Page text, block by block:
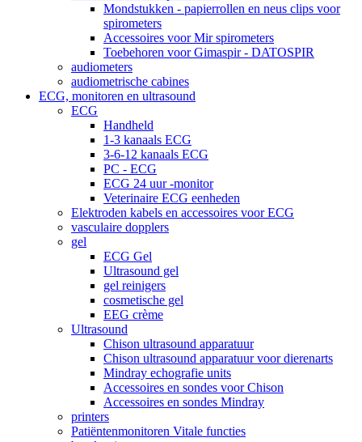
Mondstukken - papierrollen en neus clips voor
spirometers
Accessoires voor Mir spirometers
Toebehoren voor Gimaspir - DATOSPIR
audiometers
audiometrische cabines
ECG, monitoren en ultrasound
ECG
Handheld
1-3 kanaals ECG
3-6-12 kanaals ECG
PC - ECG
ECG 24 uur -monitor
Veterinaire ECG eenheden
Elektroden kabels en accessoires voor ECG
vasculaire dopplers
gel
ECG Gel
Ultrasound gel
gel reinigers
cosmetische gel
EEG crème
Ultrasound
Chison ultrasound apparatuur
Chison ultrasound apparatuur voor dierenarts
Mindray echografie units
Accessoires en sondes voor Chison
Accessoires en sondes Mindray
printers
Patiëntenmonitoren Vitale functies